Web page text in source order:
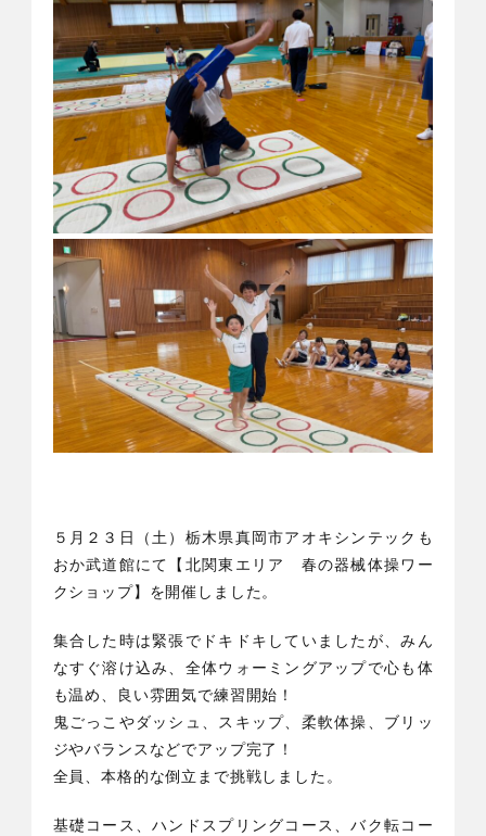
５月２３日（土）栃木県真岡市アオキシンテックも
おか武道館にて【北関東エリア 春の器械体操ワー
クショップ】を開催しました。
集合した時は緊張でドキドキしていましたが、みん
なすぐ溶け込み、全体ウォーミングアップで心も体
も温め、良い雰囲気で練習開始！
鬼ごっこやダッシュ、スキップ、柔軟体操、ブリッ
ジやバランスなどでアップ完了！
全員、本格的な倒立まで挑戦しました。
基礎コース、ハンドスプリングコース、バク転コー